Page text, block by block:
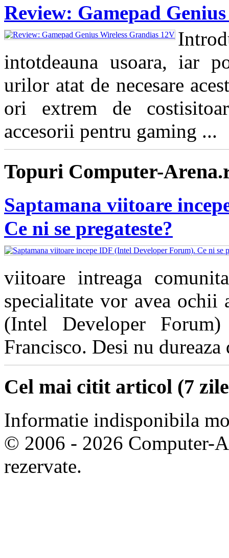
Review: Gamepad
intotdeauna usoara, iar
urilor atat de necesare
ori extrem de
accesorii pentru gaming ...
Topuri Computer-
Saptamana viitoare
Ce ni se pregateste?
viitoare intreaga
specialitate vor avea
(Intel Developer
Francisco. Desi nu
Cel mai citit articol (7
Informatie indisponibila
© 2006 - 2026 Computer-
rezervate.